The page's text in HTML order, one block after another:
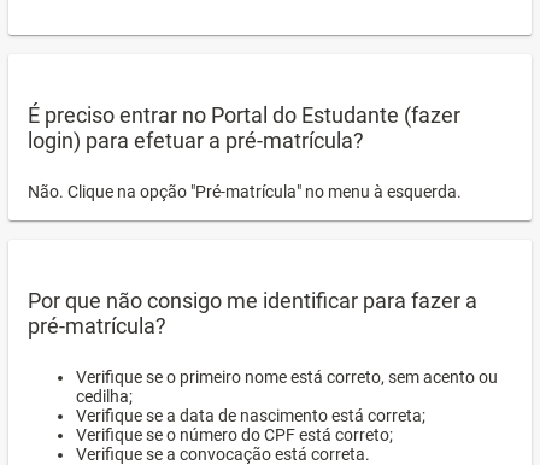
É preciso entrar no Portal do Estudante (fazer
login) para efetuar a pré-matrícula?
Não. Clique na opção "Pré-matrícula" no menu à esquerda.
Por que não consigo me identificar para fazer a
pré-matrícula?
Verifique se o primeiro nome está correto, sem acento ou
cedilha;
Verifique se a data de nascimento está correta;
Verifique se o número do CPF está correto;
Verifique se a convocação está correta.